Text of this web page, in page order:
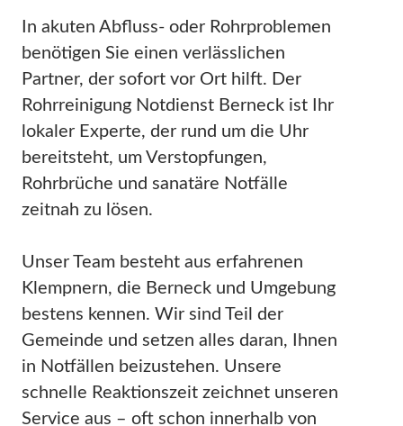
In akuten Abfluss- oder Rohrproblemen
benötigen Sie einen verlässlichen
Partner, der sofort vor Ort hilft. Der
Rohrreinigung Notdienst Berneck ist Ihr
lokaler Experte, der rund um die Uhr
bereitsteht, um Verstopfungen,
Rohrbrüche und sanatäre Notfälle
zeitnah zu lösen.
Unser Team besteht aus erfahrenen
Klempnern, die Berneck und Umgebung
bestens kennen. Wir sind Teil der
Gemeinde und setzen alles daran, Ihnen
in Notfällen beizustehen. Unsere
schnelle Reaktionszeit zeichnet unseren
Service aus – oft schon innerhalb von